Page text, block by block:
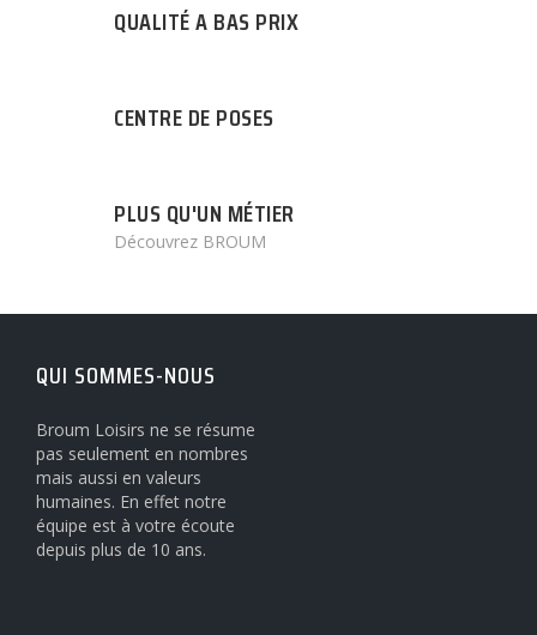
QUALITÉ A BAS PRIX
CENTRE DE POSES
PLUS QU'UN MÉTIER
Découvrez BROUM
QUI SOMMES-NOUS
Broum Loisirs ne se résume
pas seulement en nombres
mais aussi en valeurs
humaines. En effet notre
équipe est à votre écoute
depuis plus de 10 ans.